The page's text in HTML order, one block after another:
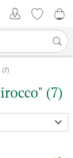
(7)
(7)